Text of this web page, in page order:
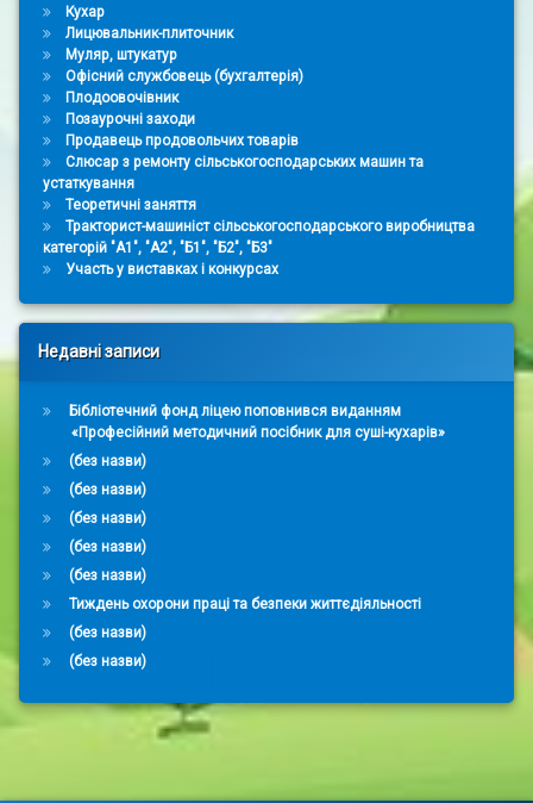
Кухар
Лицювальник-плиточник
Муляр, штукатур
Офісний службовець (бухгалтерія)
Плодоовочівник
Позаурочні заходи
Продавець продовольчих товарів
Слюсар з ремонту сільськогосподарських машин та
устаткування
Теоретичні заняття
Тракторист-машиніст сільськогосподарського виробництва
категорій "А1", "А2", "Б1", "Б2", "Б3"
Участь у виставках і конкурсах
Недавні записи
Бібліотечний фонд ліцею поповнився виданням
«Професійний методичний посібник для суші-кухарів»
(без назви)
(без назви)
(без назви)
(без назви)
(без назви)
Тиждень охорони праці та безпеки життєдіяльності
(без назви)
(без назви)